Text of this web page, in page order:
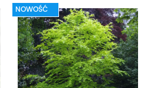
NOWOŚĆ